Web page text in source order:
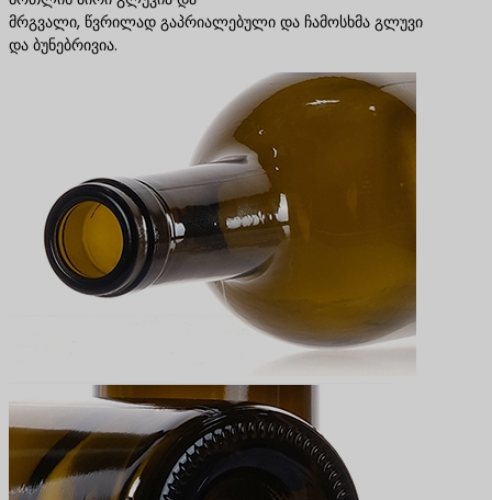
მრგვალი, წვრილად გაპრიალებული და ჩამოსხმა გლუვი
და ბუნებრივია.